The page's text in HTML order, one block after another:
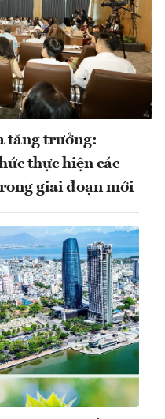
tăng trưởng:
thực hiện các
giai đoạn mới